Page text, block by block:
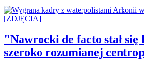
"Nawrocki de facto stał się
szeroko rozumianej